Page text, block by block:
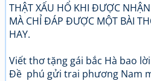
THẬT XẤU HỔ KHI ĐƯỢC
MÀ CHỈ ĐÁP ĐƯỢC MỘT BÀI
HAY.
Viết thơ tặng gái bắc Hà bao
Đề phú gửi trai phương Nam